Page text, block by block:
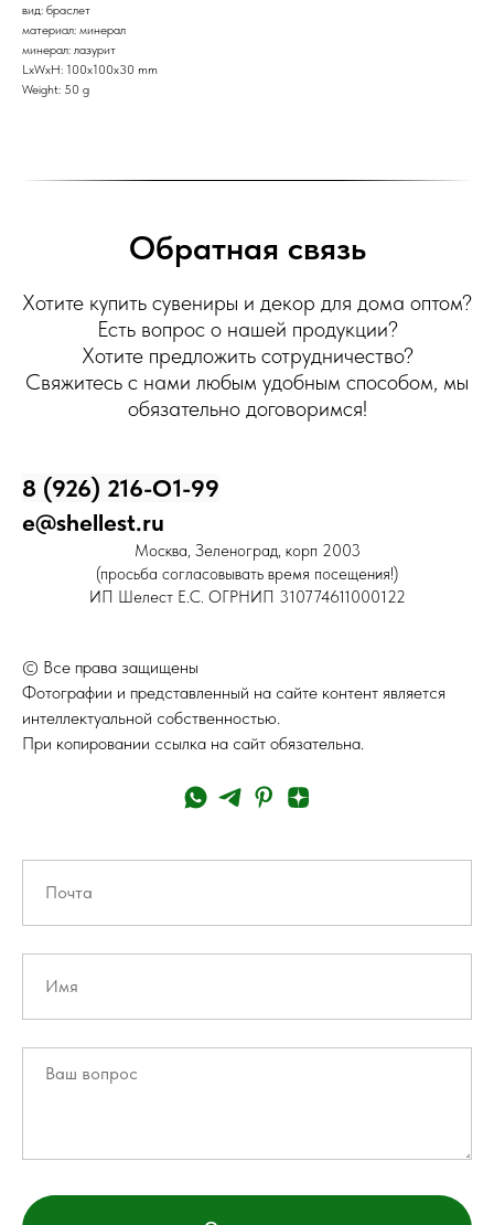
вид: браслет
материал: минерал
минерал: лазурит
LxWxH: 100x100x30 mm
Weight: 50 g
Обратная связь
Хотите купить сувениры и декор для дома оптом?
Есть вопрос о нашей продукции?
Хотите предложить сотрудничество?
Свяжитесь с нами любым удобным способом, мы
обязательно договоримся!
8 (926) 216-О1-99
e@shellest.ru
Москва, Зеленоград, корп 2003
(просьба согласовывать время посещения!)
ИП Шелест Е.С. ОГРНИП 310774611000122
© Все права защищены
Фотографии и представленный на сайте контент является
интеллектуальной собственностью.
При копировании ссылка на сайт обязательна.